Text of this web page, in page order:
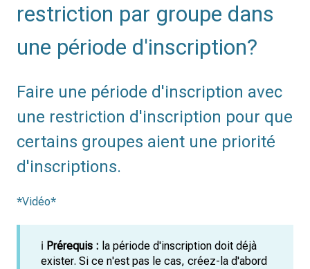
restriction par groupe dans
une période d'inscription?
Faire une période d'inscription avec
une restriction d'inscription pour que
certains groupes aient une priorité
d'inscriptions.
*Vidéo*
ℹ️ Prérequis : la période d'inscription doit déjà
exister. Si ce n'est pas le cas, créez-la d'abord